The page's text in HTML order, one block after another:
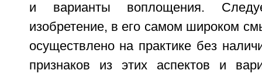
и варианты воплощения.
изобретение, в его самом широком
осуществлено на практике без
признаков из этих аспектов и